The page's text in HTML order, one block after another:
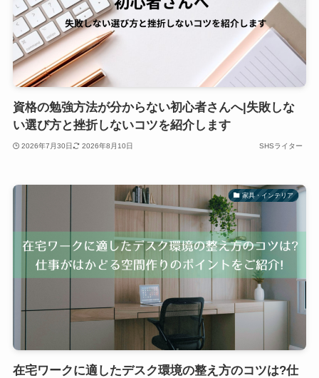
資格の勉強方法が分からない初心者さんへ|失敗しな
い選び方と挫折しないコツを紹介します
2026年7月30日 2026年8月10日 SHSライター
家具・インテリア
在宅ワークに適したデスク環境の整え方のコツは?仕